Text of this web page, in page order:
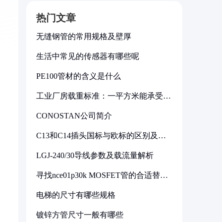
热门文章
无缝钢管的常用规格及壁厚
生活中常见的传感器有哪些呢
PE100管材的含义是什么
工业厂房载重标准：一平方米能承受多
CONOSTAN公司简介
C13和C14插头国标与欧标的区别及其
LGJ-240/30导线参数及载流量解析
寻找nce01p30k MOSFET管的合适替代
电梯的尺寸有哪些规格
镀锌方管尺寸一般有哪些